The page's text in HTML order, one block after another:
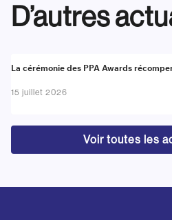
D’autres
Actualité
La cérémonie des PPA Awards
15 juillet 2026
Voir toutes les